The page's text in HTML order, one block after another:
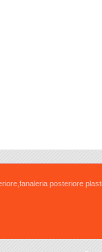
posteriore